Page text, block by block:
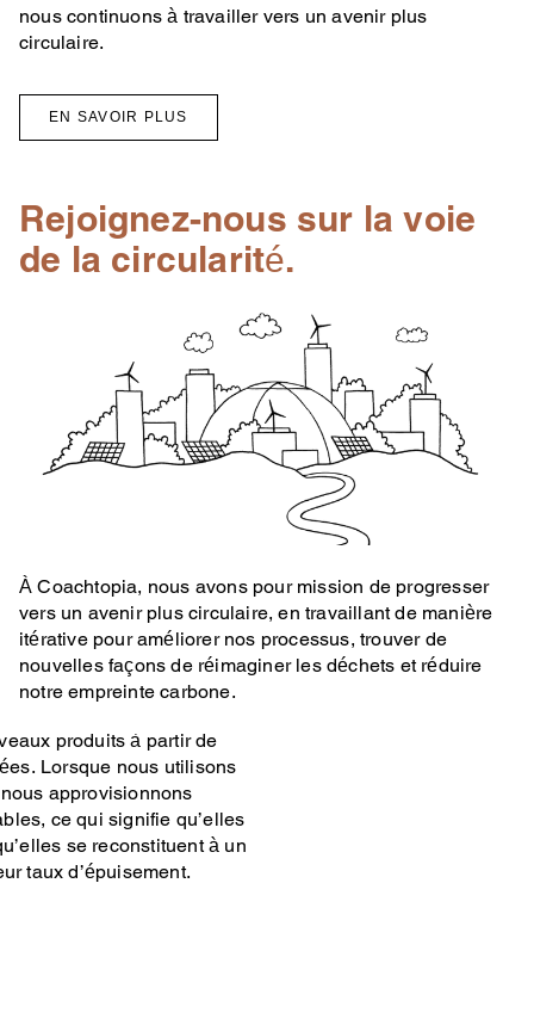
nous continuons à travailler vers un avenir plus
circulaire.
EN SAVOIR PLUS
Rejoignez-nous sur la voie
de la circularité.
À Coachtopia, nous avons pour mission de progresser
vers un avenir plus circulaire, en travaillant de manière
itérative pour améliorer nos processus, trouver de
nouvelles façons de réimaginer les déchets et réduire
notre empreinte carbone.
été conçu avec l’intention
premières vierges,
% des émissions de gaz
produits à partir de
Lorsque nous utilisons
approvisionnons
ce qui signifie qu’elles
se reconstituent à un
taux d’épuisement.